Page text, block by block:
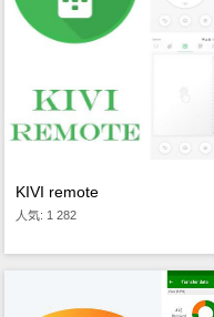
KIVI remote
人気: 1 282